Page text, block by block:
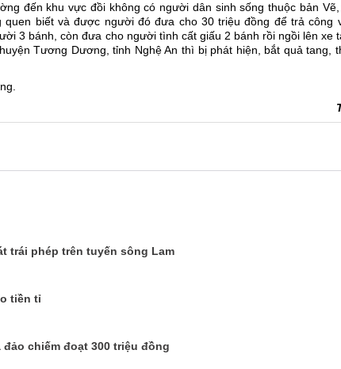
đến khu vực đồi không có người dân sinh sống thuộc bản Vẽ,
biết và được người đó đưa cho 30 triệu đồng để trả công
3 bánh, còn đưa cho người tình cất giấu 2 bánh rồi ngồi lên xe
Tương Dương, tỉnh Nghệ An thì bị phát hiện, bắt quả tang,
trái phép trên tuyến sông Lam
tiền tỉ
chiếm đoạt 300 triệu đồng